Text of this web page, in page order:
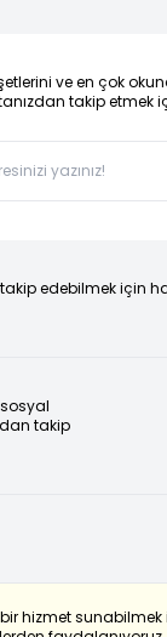
hizmet sunabilmek
ve en çok
takip etmek
edebilmek için
takip